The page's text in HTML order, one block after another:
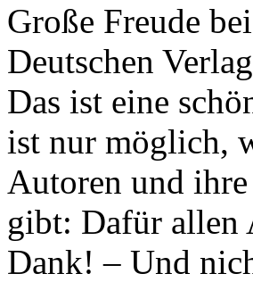
Große Freude
Deutschen
Das ist eine
ist nur möglich,
Autoren und
gibt: Dafür allen
Dank! – Und